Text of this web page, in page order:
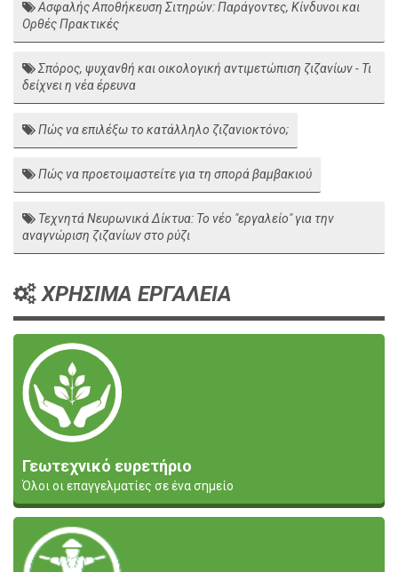
Ασφαλής Αποθήκευση Σιτηρών: Παράγοντες, Κίνδυνοι και
Ορθές Πρακτικές
Σπόρος, ψυχανθή και οικολογική αντιμετώπιση ζιζανίων - Τι
δείχνει η νέα έρευνα
Πώς να επιλέξω το κατάλληλο ζιζανιοκτόνο;
Πώς να προετοιμαστείτε για τη σπορά βαμβακιού
Τεχνητά Νευρωνικά Δίκτυα: Το νέο "εργαλείο" για την
αναγνώριση ζιζανίων στο ρύζι
ΧΡΗΣΙΜΑ ΕΡΓΑΛΕΙΑ
Γεωτεχνικό ευρετήριο
Όλοι οι επαγγελματίες σε ένα σημείο